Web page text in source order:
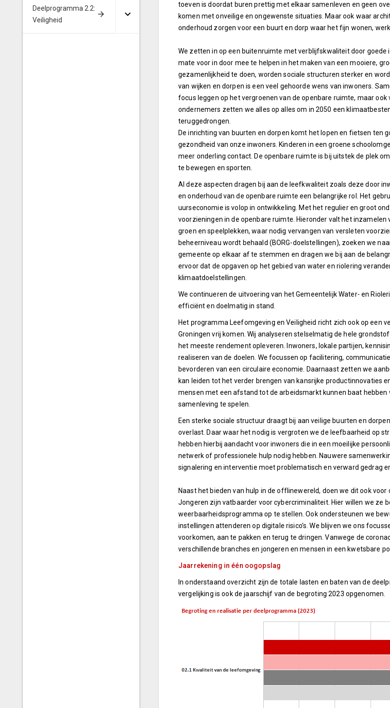
Deelprogramma 2.2:
Veiligheid
toeven is doordat buren prettig met elkaar samenleven en geen
komen met onveilige en ongewenste situaties. Maar ook waar
onderhoud zorgen voor een buurt en dorp waar het fijn wonen,
We zetten in op een buitenruimte met verblijfskwaliteit door
mate voor in door mee te helpen in het maken van een mooiere,
gezamenlijkheid te doen, worden sociale structuren sterker en
van wijken en dorpen is een veel gehoorde wens van inwoners.
focus leggen op het vergroenen van de openbare ruimte, maar
ondernemers zetten we alles op alles om in 2050 een
teruggedrongen.
De inrichting van buurten en dorpen komt het lopen en fietsen
gezondheid van onze inwoners. Kinderen in een groene
meer onderling contact. De openbare ruimte is bij uitstek de plek
te bewegen en sporten.
Al deze aspecten dragen bij aan de leefkwaliteit zoals deze door
en onderhoud van de openbare ruimte een belangrijke rol. Het
uurseconomie is volop in ontwikkeling. Met het regulier en groot
voorzieningen in de openbare ruimte. Hieronder valt het
groen en speelplekken, waar nodig vervangen van versleten
beheerniveau wordt behaald (BORG-doelstellingen), zoeken we
gemeente op elkaar af te stemmen en dragen we bij aan de
ervoor dat de opgaven op het gebied van water en riolering
klimaatdoelstellingen.
We continueren de uitvoering van het Gemeentelijk Water- en
efficiënt en doelmatig in stand.
Het programma Leefomgeving en Veiligheid richt zich ook op een
Groningen vrij komen. Wij analyseren stelselmatig de hele
het meeste rendement opleveren. Inwoners, lokale partijen,
realiseren van de doelen. We focussen op facilitering,
bevorderen van een circulaire economie. Daarnaast zetten we
kan leiden tot het verder brengen van kansrijke productinnovaties
mensen met een afstand tot de arbeidsmarkt kunnen baat
samenleving te spelen.
Een sterke sociale structuur draagt bij aan veilige buurten en
overlast. Daar waar het nodig is vergroten we de leefbaarheid op
hebben hierbij aandacht voor inwoners die in een moeilijke
netwerk of professionele hulp nodig hebben. Nauwere
signalering en interventie moet problematisch en verward gedrag
Naast het bieden van hulp in de offlinewereld, doen we dit ook
Jongeren zijn vatbaarder voor cybercriminaliteit. Hier willen we ze
weerbaarheidsprogramma op te stellen. Ook ondersteunen we
instellingen attenderen op digitale risico’s. We blijven we ons
voorkomen, aan te pakken en terug te dringen. Vanwege de
verschillende branches en jongeren en mensen in een kwetsbare
Jaarrekening in één oogopslag
In onderstaand overzicht zijn de totale lasten en baten van de
vergelijking is ook de jaarschijf van de begroting 2023 opgenomen.